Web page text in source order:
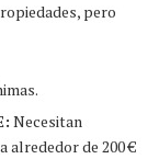
pero
Necesitan
alrededor de 200 €